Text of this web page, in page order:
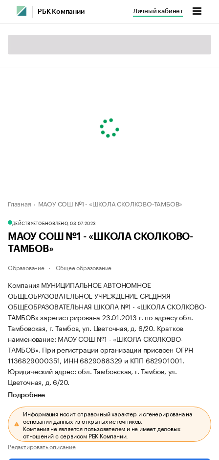
РБК Компании Личный кабинет
Главная МАОУ СОШ №1 - «ШКОЛА СКОЛКОВО-ТАМБОВ»
ДЕЙСТВУЕТОБНОВЛЕНО, 03.07.2023
МАОУ СОШ №1 - «ШКОЛА СКОЛКОВО-
ТАМБОВ»
Образование Общее образование
Компания МУНИЦИПАЛЬНОЕ АВТОНОМНОЕ
ОБЩЕОБРАЗОВАТЕЛЬНОЕ УЧРЕЖДЕНИЕ СРЕДНЯЯ
ОБЩЕОБРАЗОВАТЕЛЬНАЯ ШКОЛА №1 - «ШКОЛА СКОЛКОВО-
ТАМБОВ» зарегистрирована 23.01.2013 г. по адресу обл.
Тамбовская, г. Тамбов, ул. Цветочная, д. 6/20. Краткое
наименование: МАОУ СОШ №1 - «ШКОЛА СКОЛКОВО-
ТАМБОВ». При регистрации организации присвоен ОГРН
1136829000351, ИНН 6829088329 и КПП 682901001.
Юридический адрес: обл. Тамбовская, г. Тамбов, ул.
Цветочная, д. 6/20.
Подробнее
Информация носит справочный характер и сгенерирована на
основании данных из открытых источников.
Компания не является пользователем и не имеет деловых
отношений с сервисом РБК Компании.
Редактировать описание